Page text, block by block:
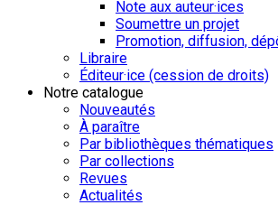
Note aux auteur·ices
Soumettre un projet
Promotion, diffusion,
Libraire
Éditeur·ice (cession de droits)
Notre catalogue
Nouveautés
À paraître
Par bibliothèques thématiques
Par collections
Revues
Actualités